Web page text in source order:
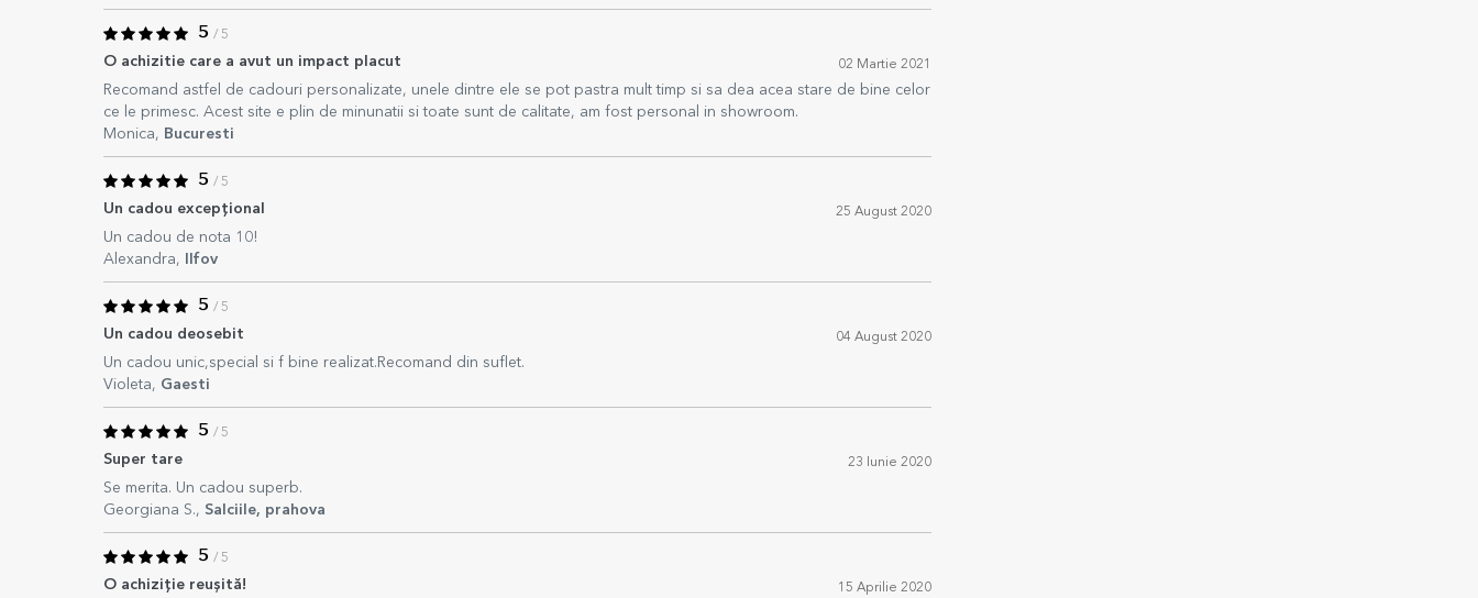
5 / 5
O achizitie care a avut un impact placut 02 Martie 2021
Recomand astfel de cadouri personalizate, unele dintre ele se pot pastra mult timp si sa dea acea stare de bine celor
ce le primesc. Acest site e plin de minunatii si toate sunt de calitate, am fost personal in showroom.
Monica, Bucuresti
5 / 5
Un cadou excepțional 25 August 2020
Un cadou de nota 10!
Alexandra,
Ilfov
5 / 5
Un cadou deosebit 04 August 2020
Un cadou unic,special si f bine realizat.Recomand din suflet.
Violeta, Gaesti
5 / 5
Super tare 23 Iunie 2020
Se merita. Un cadou superb.
Georgiana S., Salciile, prahova
5 / 5
O achiziție reușită! 15 Aprilie 2020